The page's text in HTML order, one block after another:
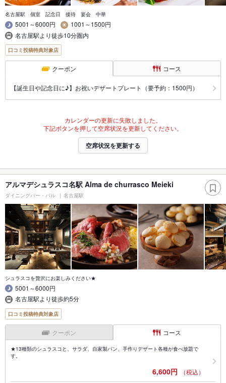
名古屋駅 個室 記念日 接待 宴会 中華
5001～6000円
1001～1500円
名古屋駅より徒歩10分圏内
口コミ投稿特典対象店
クーポン コース
【誕生日や記念日に♪】お祝いデザートプレート（要予約：1500円）
カレンダーの更新に失敗しました。
下記ボタンを押して空席状況を更新してください。
空席状況を更新する
アルマデシュラスコ名駅 Alma de churrasco Meieki
ダイニングバー・バル 名古屋駅
シュラスコを贅沢にお楽しみください★
5001～6000円
名古屋駅より徒歩約5分
口コミ投稿特典対象店
クーポン コース
★13種類のシュラスコと、サラダ、自家製パン、手作りデザート各種が食べ放題で
す。
6,600円 （税込）